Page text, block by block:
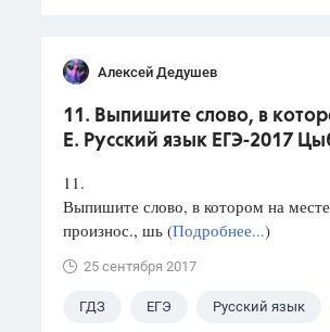
Алексей Дедушев
11. Выпишите слово, в
Е. Русский язык ЕГЭ-2017
11.
Выпишите слово, в котором на
произнос., шь (Подробнее...)
25 сентября 2017
ГДЗ ЕГЭ Русский язык